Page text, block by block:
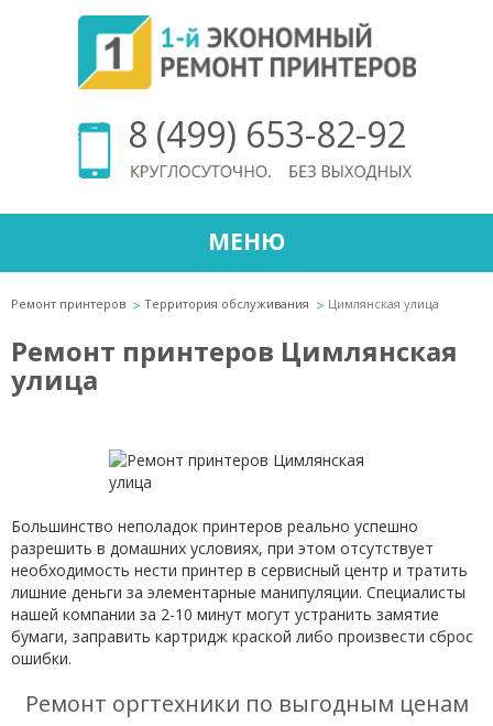
8 (499) 653-82-92
МЕНЮ
Ремонт принтеров Территория обслуживания Цимлянская улица
Ремонт принтеров Цимлянская
улица
Большинство неполадок принтеров реально успешно
разрешить в домашних условиях, при этом отсутствует
необходимость нести принтер в сервисный центр и тратить
лишние деньги за элементарные манипуляции. Специалисты
нашей компании за 2-10 минут могут устранить замятие
бумаги, заправить картридж краской либо произвести сброс
ошибки.
Ремонт оргтехники по выгодным ценам